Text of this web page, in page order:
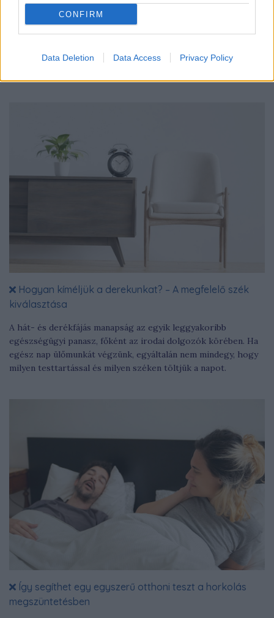
CONFIRM
Data Deletion Data Access Privacy Policy
Megéri csúszásgátlós zoknit viselni sportolás közben?
felszerelésekben teszi ezt - erről a szakmai hírekben is sokat
Hogyan kíméljük a derekunkat? – A megfelelő szék
kiválasztása
A hát- és derékfájás manapság az egyik leggyakoribb
egészségügyi panasz, főként az irodai dolgozók körében. Ha
egész nap ülőmunkát végzünk, egyáltalán nem mindegy, hogy
milyen testtartással és milyen széken töltjük a napot.
Így segíthet egy egyszerű otthoni teszt a horkolás
megszüntetésben